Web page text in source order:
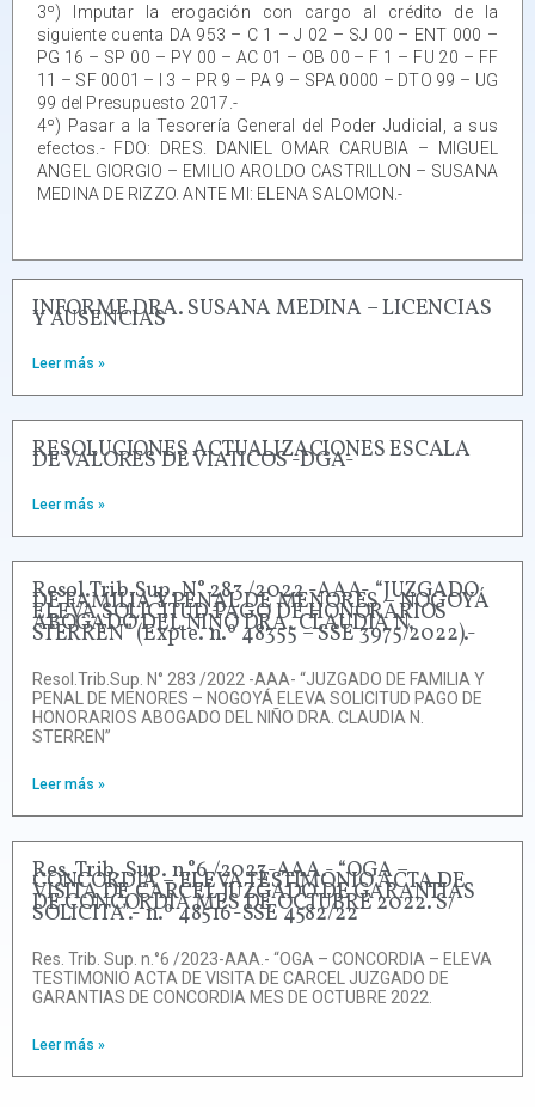
3º) Imputar la erogación con cargo al crédito de la
siguiente cuenta DA 953 – C 1 – J 02 – SJ 00 – ENT 000 –
PG 16 – SP 00 – PY 00 – AC 01 – OB 00 – F 1 – FU 20 – FF
11 – SF 0001 – I 3 – PR 9 – PA 9 – SPA 0000 – DTO 99 – UG
99 del Presupuesto 2017.-
4º) Pasar a la Tesorería General del Poder Judicial, a sus
efectos.- FDO: DRES. DANIEL OMAR CARUBIA – MIGUEL
ANGEL GIORGIO – EMILIO AROLDO CASTRILLON – SUSANA
MEDINA DE RIZZO. ANTE MI: ELENA SALOMON.-
INFORME DRA. SUSANA MEDINA – LICENCIAS
Y AUSENCIAS
Leer más »
RESOLUCIONES ACTUALIZACIONES ESCALA
DE VALORES DE VIATICOS -DGA-
Leer más »
Resol.Trib.Sup. N° 283 /2022 -AAA- “JUZGADO
DE FAMILIA Y PENAL DE MENORES – NOGOYÁ
ELEVA SOLICITUD PAGO DE HONORARIOS
ABOGADO DEL NIÑO DRA. CLAUDIA N.
STERREN” (Expte. n.º 48355 – SSE 3975/2022).-
Resol.Trib.Sup. N° 283 /2022 -AAA- “JUZGADO DE FAMILIA Y
PENAL DE MENORES – NOGOYÁ ELEVA SOLICITUD PAGO DE
HONORARIOS ABOGADO DEL NIÑO DRA. CLAUDIA N.
STERREN”
Leer más »
Res. Trib. Sup. n.°6 /2023-AAA.- “OGA –
CONCORDIA – ELEVA TESTIMONIO ACTA DE
VISITA DE CARCEL JUZGADO DE GARANTIAS
DE CONCORDIA MES DE OCTUBRE 2022. S/
SOLICITA”.- n.º 48516-SSE 4582/22
Res. Trib. Sup. n.°6 /2023-AAA.- “OGA – CONCORDIA – ELEVA
TESTIMONIO ACTA DE VISITA DE CARCEL JUZGADO DE
GARANTIAS DE CONCORDIA MES DE OCTUBRE 2022.
Leer más »